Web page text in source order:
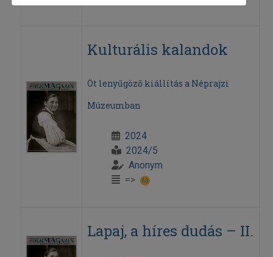
Kulturális kalandok
Öt lenyűgöző kiállítás a Néprajzi
Múzeumban
2024
2024/5
Anonym
=>
Lapaj, a híres dudás – II.